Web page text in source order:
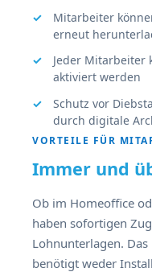
Mitarbeiter
erneut
Jeder Mitarbeiter
aktiviert werden
Schutz vor
durch digitale
VORTEILE FÜR
Immer und
Ob im Homeoffice
haben sofortigen
Lohnunterlagen.
benötigt weder